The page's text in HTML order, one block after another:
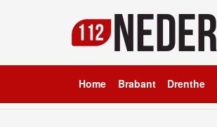
Home Brabant Drenthe